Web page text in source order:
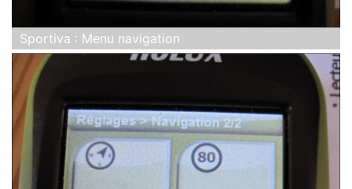
Sportiva : Menu navigation